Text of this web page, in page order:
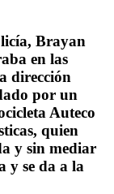
Brayan
en las
dirección
por un
Auteco
quien
y sin mediar
y se da a la